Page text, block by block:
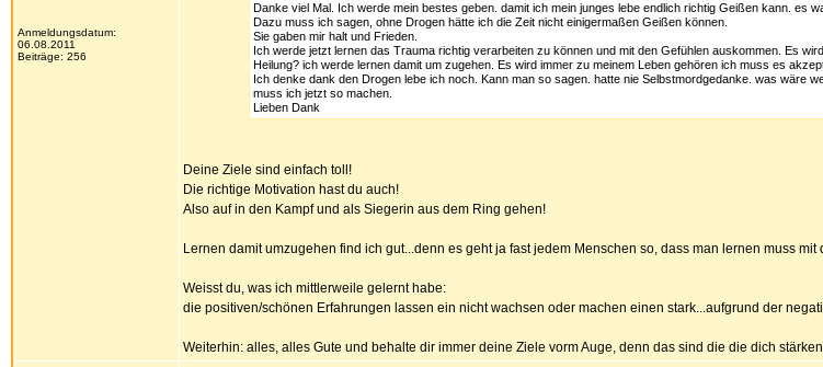
Anmeldungsdatum:
06.08.2011
Beiträge: 256
Danke viel Mal. Ich werde mein bestes geben. damit ich mein junges lebe endlich richtig Geißen kann. es
Dazu muss ich sagen, ohne Drogen hätte ich die Zeit nicht einigermaßen Geißen können.
Sie gaben mir halt und Frieden.
Ich werde jetzt lernen das Trauma richtig verarbeiten zu können und mit den Gefühlen auskommen. Es
Heilung? ich werde lernen damit um zugehen. Es wird immer zu meinem Leben gehören ich muss es
Ich denke dank den Drogen lebe ich noch. Kann man so sagen. hatte nie Selbstmordgedanke. was wäre
muss ich jetzt so machen.
Lieben Dank
Deine Ziele sind einfach toll!
Die richtige Motivation hast du auch!
Also auf in den Kampf und als Siegerin aus dem Ring gehen!
Lernen damit umzugehen find ich gut...denn es geht ja fast jedem Menschen so, dass man lernen muss
Weisst du, was ich mittlerweile gelernt habe:
die positiven/schönen Erfahrungen lassen ein nicht wachsen oder machen einen stark...aufgrund der
Weiterhin: alles, alles Gute und behalte dir immer deine Ziele vorm Auge, denn das sind die die dich